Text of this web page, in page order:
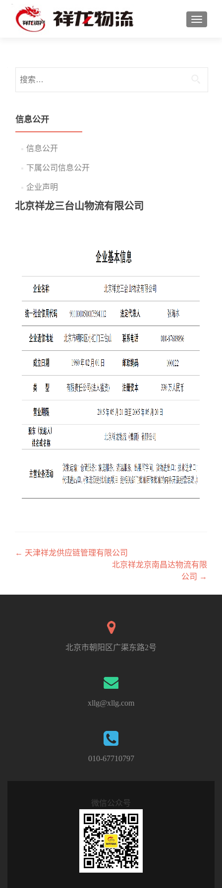
切换导
信息公开
信息公开
下属公司信息公开
企业声明
北京祥龙三台山物流有限公司
← 天津祥龙供应链管理有限公司
北京祥龙京南昌达物流有限
公司 →
北京市朝阳区广渠东路2号
xllg@xllg.com
010-67710797
微信公众号